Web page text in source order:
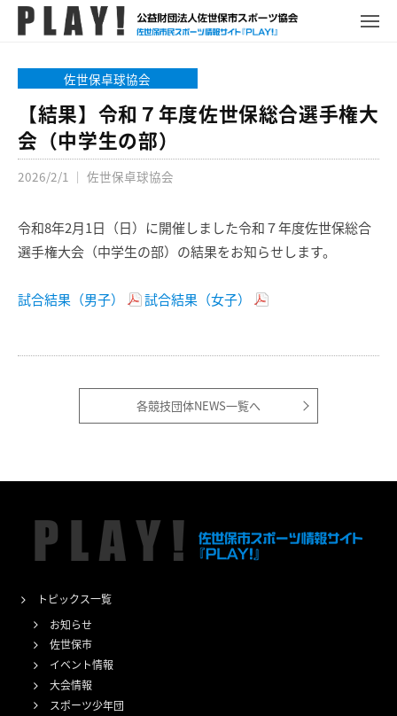
L
A
!
世
ス
ポ
ー
情
報
イ
メ
佐世保卓球協会
【結果】令和７年度佐世保総合選手権大
会（中学生の部）
2026/2/1 ｜ 佐世保卓球協会
令和8年2月1日（日）に開催しました令和７年度佐世保総合
選手権大会（中学生の部）の結果をお知らせします。
試合結果（男子） 試合結果（女子）
各競技団体NEWS一覧へ
トピックス一覧
お知らせ
佐世保市
イベント情報
大会情報
スポーツ少年団
P
L
Y
!
ュ
ー